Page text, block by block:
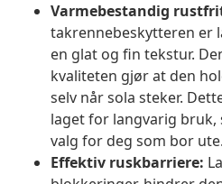
Varmebestandig
takrennebeskytteren er
en glat og fin tekstur.
kvaliteten gjør at den
selv når sola steker.
laget for langvarig
valg for deg som bor ute.
Effektiv ruskbarriere: